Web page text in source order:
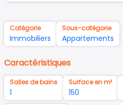
Catégorie
Immobiliers
Sous-catégorie
Appartements
Caractéristiques
Salles de bains
1
Surface en m²
150